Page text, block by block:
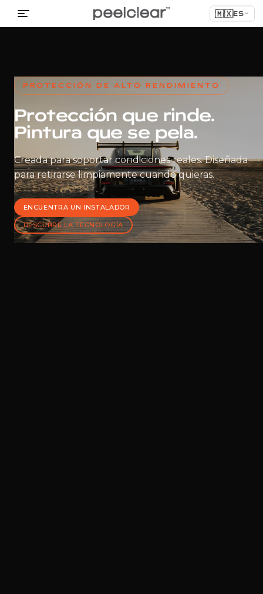
🇲🇽ES
PROTECCIÓN DE ALTO RENDIMIENTO
Protección que rinde.
Pintura que se pela.
Creada para soportar condiciones reales. Diseñada
para retirarse limpiamente cuando quieras.
ENCUENTRA UN INSTALADOR
DESCUBRE LA TECNOLOGÍA